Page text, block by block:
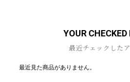
YOUR
最近チェックした
最近見た商品がありません。